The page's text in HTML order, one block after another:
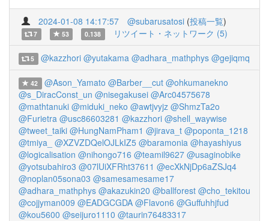
2024-01-08 14:17:57 @subarusatosi (投稿一覧)
7 53 0.138 リツイート・ネットワーク (5)
5 @kazzhori @yutakama @adhara_mathphys @gejiqmq
42 @Ason_Yamato @Barber__cut @ohkumanekno
@s_DiracConst_un @nisegakusei @Arc04575678
@mathtanuki @miduki_neko @awtjvyjz @ShmzTa2o
@Furietra @usc86603281 @kazzhori @shell_waywise
@tweet_taiki @HungNamPham1 @jirava_t @poponta_1218
@tmiya_ @XZVZDQelOJLkIZ5 @baramonia @hayashiyus
@logicalisation @nihongo716 @teamil9627 @usaginobike
@yotsubahiro3 @07lUiXFRht37611 @ecXkNjDp6aZSJq4
@noplan05sona03 @samesamesame17
@adhara_mathphys @akazukin20 @ballforest @cho_tekitou
@cojjyman009 @EADGCGDA @Flavon6 @Guffuhhjfud
@kou5600 @seijuro1110 @taurin76483317